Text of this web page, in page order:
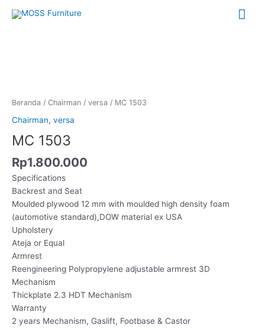
Beranda / Chairman / versa / MC 1503
Chairman, versa
MC 1503
Rp1.800.000
Specifications
Backrest and Seat
Moulded plywood 12 mm with moulded high density foam
(automotive standard),DOW material ex USA
Upholstery
Ateja or Equal
Armrest
Reengineering Polypropylene adjustable armrest 3D
Mechanism
Thickplate 2.3 HDT Mechanism
Warranty
2 years Mechanism, Gaslift, Footbase & Castor